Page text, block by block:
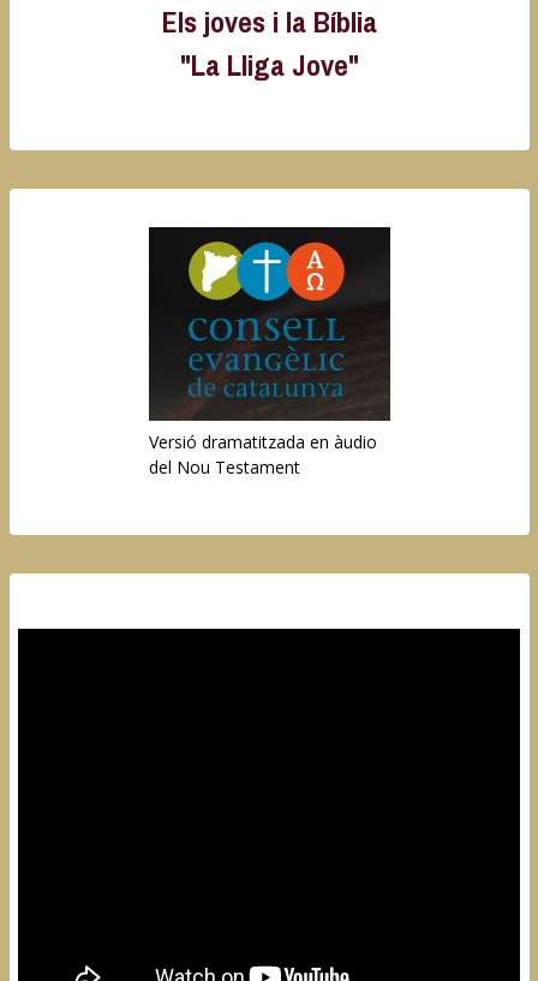
Els joves i la Bíblia
"La Lliga Jove"
Versió dramatitzada en àudio
del Nou Testament